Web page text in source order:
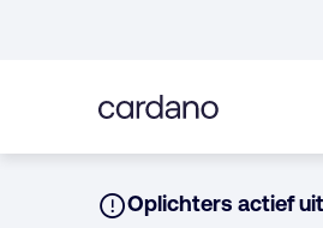
inhoud
Notice:
Oplichters actief